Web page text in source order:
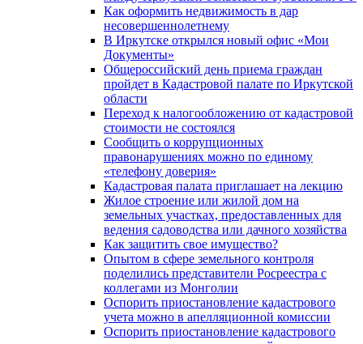
Как оформить недвижимость в дар
несовершеннолетнему
В Иркутске открылся новый офис «Мои
Документы»
Общероссийский день приема граждан
пройдет в Кадастровой палате по Иркутской
области
Переход к налогообложению от кадастровой
стоимости не состоялся
Сообщить о коррупционных
правонарушениях можно по единому
«телефону доверия»
Кадастровая палата приглашает на лекцию
Жилое строение или жилой дом на
земельных участках, предоставленных для
ведения садоводства или дачного хозяйства
Как защитить свое имущество?
Опытом в сфере земельного контроля
поделились представители Росреестра с
коллегами из Монголии
Оспорить приостановление кадастрового
учета можно в апелляционной комиссии
Оспорить приостановление кадастрового